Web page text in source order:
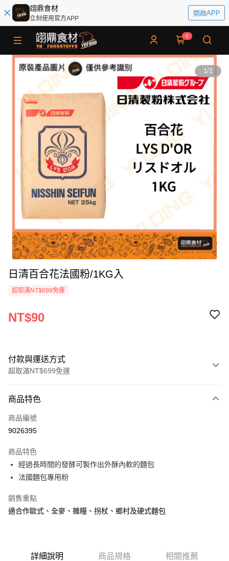
翊鼎食材
立刻使用官方APP
開啟APP
0
1/1
日清百合花法國粉/1KG入
超取滿NT$699免運
NT$90
付款與運送方式
超取滿NT$699免運
信用卡一次付款
Apple Pay
運送方式
• 付款後全家取貨
每筆NT$60，滿NT$699(含以上)免運費
• 付款後7-11取貨
每筆NT$60，滿NT$699(含以上)免運費
商品特色
商品編號
9026395
商品特色
經過長時間的發酵可製作出外酥內軟的麵包
法國麵包專用粉
銷售重點
適合作歐式、全麥、雜糧、拐杖、鄉村及硬式麵包
詳細說明 商品規格 相關推薦